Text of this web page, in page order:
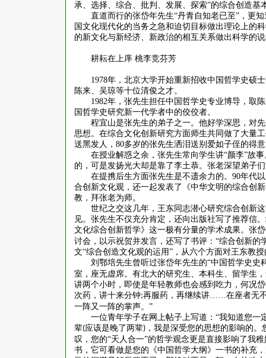
承、选择、综合、批判、发展、探索”的综合创造基
直道而行的张岱年先生“丹青自知老已至”，更
国文化现代化的当务之急和迫切目标做出理论上的
的新文化与新经济、新政治的相互关系做出科学
耕耘在上庠 桃李竞芬芳
1978年，北京大学开始重新招收中国哲学史硕
陈来、吴琼等十位清俊之才。
1982年，张先生担任中国哲学史专业博导，取
国哲学史研究新一代学者中的佼佼者。
程宜山是张先生的弟子之一。他好学深思，对
思想。在综合文化创新研究方面师生共同做了大量
送黑发人， 80多岁的张先生洒泪送别爱如子侄的得
在授业解惑之余，张先生常向学生讲“颜李”故
的，可是发扬光大却是靠了李土恭。张老深望弟子
在提携后生方面张先生是不遗余力的。 90年代
合创新文化观，还一起发表了《中华文明的综合创
教，拜张老为师。
世纪之交这几年，王东同志潜心研究综合创新
见。张先生不仅充分肯定，还向出版社写了推荐信
文化综合创新哲学》这一极有分量的学术成果。张
讨会，以示祝贺并发言，还写了书评：“综合创新
文“综合创造文化观的运用”，从六个方面对王东教
刘鄂培先生曾听过张岱年先生的“中国哲学史史
室，座无虚席。有北大的研究生、本科生、留学生
讲两个小时，即使是年轻教师也会感到吃力，何况
次药，讲十来分钟;再服药，再继续讲……在座者无
一阵又一阵的掌声。”
一位青年学子在网上帖子上写道： “我知道您一
辈(应该是晚了两辈) ，我是深受您的思想的影响的
叹，您的“天人合一”的哲学观念更是直接影响了我
书，它可看做是您的《中国哲学大纲》一书的补充